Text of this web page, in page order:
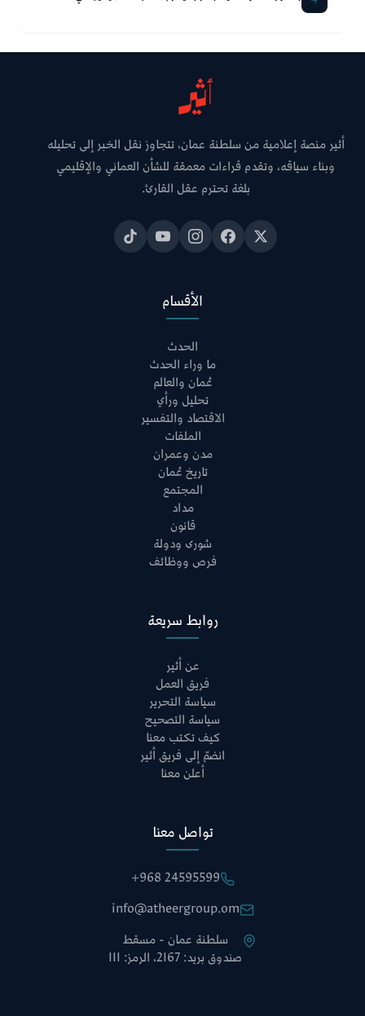
أثير منصة إعلامية من سلطنة عمان، تتجاوز نقل الخبر إلى تحليله
وبناء سياقه، وتقدم قراءات معمقة للشأن العماني والإقليمي
بلغة تحترم عقل القارئ.
الأقسام
الحدث
ما وراء الحدث
عُمان والعالم
تحليل ورأي
الاقتصاد والتفسير
الملفات
مدن وعمران
تاريخ عُمان
المجتمع
مداد
قانون
شورى ودولة
فرص ووظائف
روابط سريعة
عن أثير
فريق العمل
سياسة التحرير
سياسة التصحيح
كيف تكتب معنا
انضمّ إلى فريق أثير
أعلن معنا
تواصل معنا
+968 24595599
info@atheergroup.om
سلطنة عمان - مسقط
صندوق بريد: 2167، الرمز: 111